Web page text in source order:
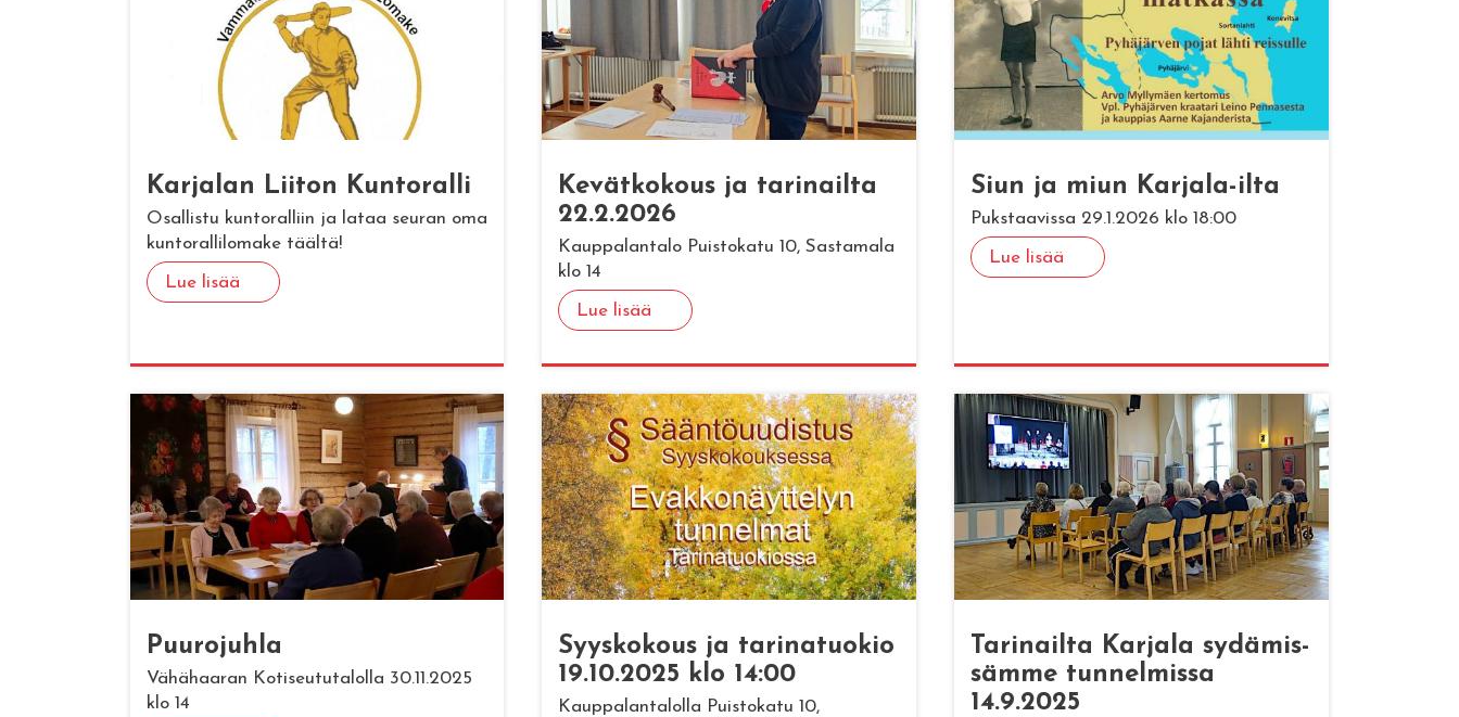
Kar­ja­lan Lii­ton Kun­to­ral­li
Osallistu kuntoralliin ja lataa seuran oma
kuntorallilomake täältä!
Lue lisää
Ke­vät­ko­kous ja ta­ri­nail­ta
22.2.2026
Kauppalantalo Puistokatu 10, Sastamala
klo 14
Lue lisää
Siun ja miun Kar­ja­la-ilta
Pukstaavissa 29.1.2026 klo 18:00
Lue lisää
Puu­ro­juh­la
Vähähaaran Kotiseututalolla 30.11.2025
klo 14
Syys­ko­kous ja ta­ri­na­tuo­kio
19.10.2025 klo 14:00
Kauppalantalolla Puistokatu 10,
Ta­ri­nail­ta Kar­ja­la sy­dä­mis­
säm­me tun­nel­mis­sa
14.9.2025